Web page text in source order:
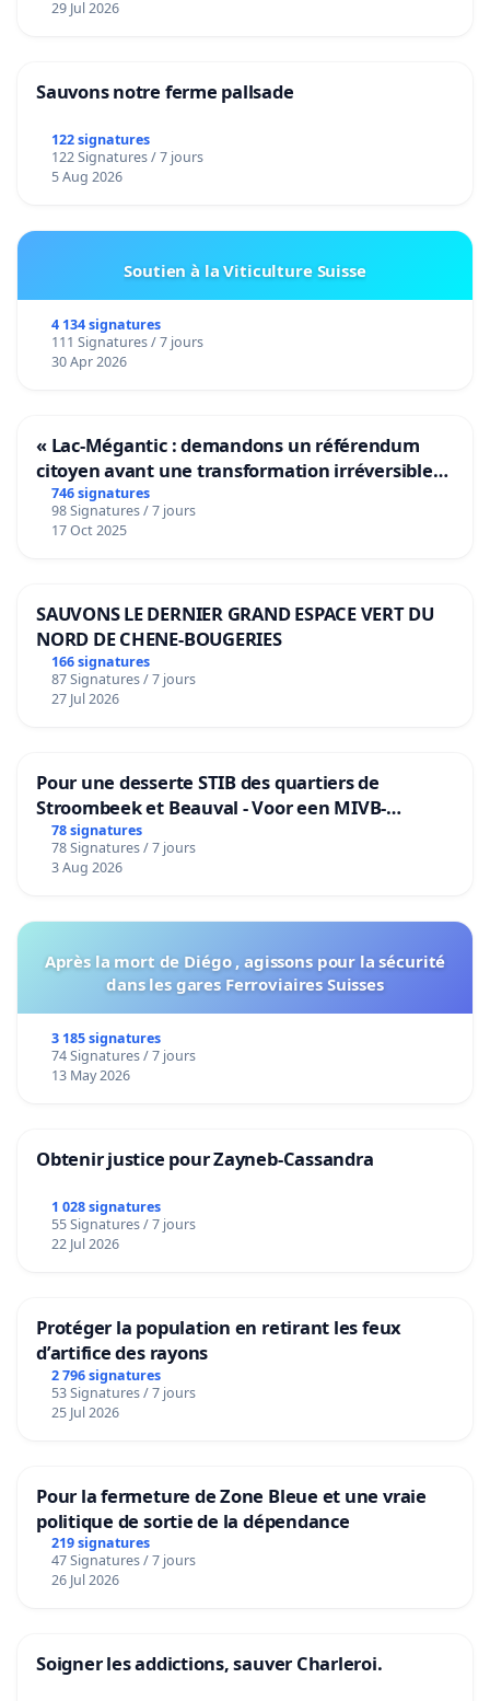
29 Jul 2026
Sauvons notre ferme pallsade
122 signatures
122 Signatures / 7 jours
5 Aug 2026
Soutien à la Viticulture Suisse
4 134 signatures
111 Signatures / 7 jours
30 Apr 2026
« Lac-Mégantic : demandons un référendum
citoyen avant une transformation irréversible
de notre territoire »
746 signatures
98 Signatures / 7 jours
17 Oct 2025
SAUVONS LE DERNIER GRAND ESPACE VERT DU
NORD DE CHENE-BOUGERIES
166 signatures
87 Signatures / 7 jours
27 Jul 2026
Pour une desserte STIB des quartiers de
Stroombeek et Beauval - Voor een MIVB-
bediening van de wijken Strombeek en Het
Voor
78 signatures
78 Signatures / 7 jours
3 Aug 2026
Après la mort de Diégo , agissons pour la sécurité
dans les gares Ferroviaires Suisses
3 185 signatures
74 Signatures / 7 jours
13 May 2026
Obtenir justice pour Zayneb-Cassandra
1 028 signatures
55 Signatures / 7 jours
22 Jul 2026
Protéger la population en retirant les feux
d’artifice des rayons
2 796 signatures
53 Signatures / 7 jours
25 Jul 2026
Pour la fermeture de Zone Bleue et une vraie
politique de sortie de la dépendance
219 signatures
47 Signatures / 7 jours
26 Jul 2026
Soigner les addictions, sauver Charleroi.